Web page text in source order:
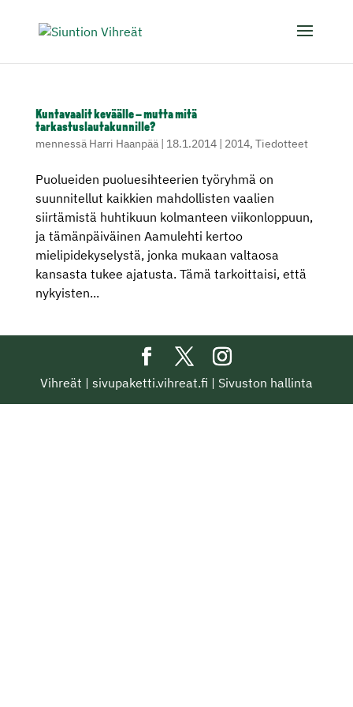
Kuntavaalit keväälle – mutta mitä
tarkastuslautakunnille?
mennessä Harri Haanpää| 18.1.2014| 2014, Tiedotteet
Puolueiden puoluesihteerien työryhmä on
suunnitellut kaikkien mahdollisten vaalien
siirtämistä huhtikuun kolmanteen viikonloppuun,
ja tämänpäiväinen Aamulehti kertoo
mielipidekyselystä, jonka mukaan valtaosa
kansasta tukee ajatusta. Tämä tarkoittaisi, että
nykyisten...
Vihreät | sivupaketti.vihreat.fi | Sivuston hallinta